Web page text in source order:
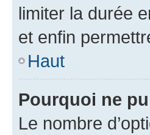
limiter la durée
et enfin
Haut
Pourquoi ne
Le nombre